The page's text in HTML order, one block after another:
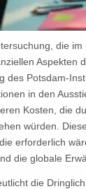
die
Aspekten
des Potsdam-
in den
Kosten, die
würden.
erforderlich
die globale
die